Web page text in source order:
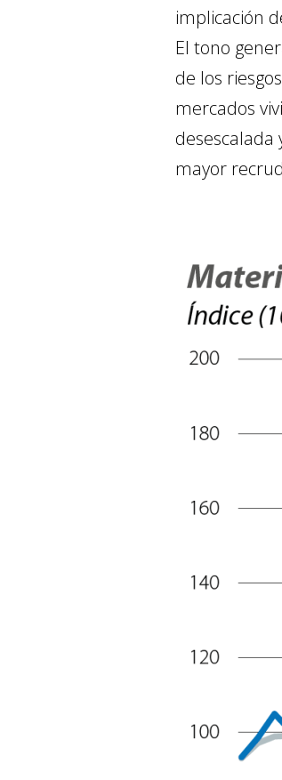
implicación
El tono
de los
mercados
mayor